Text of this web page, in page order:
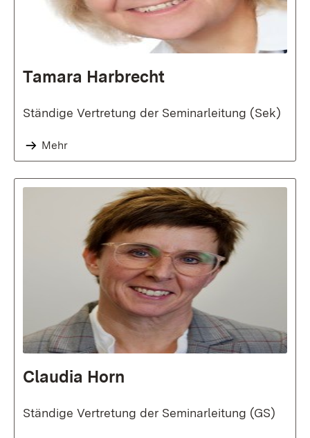
Tamara Harbrecht
Ständige Vertretung der Seminarleitung (Sek)
Mehr
Claudia Horn
Ständige Vertretung der Seminarleitung (GS)